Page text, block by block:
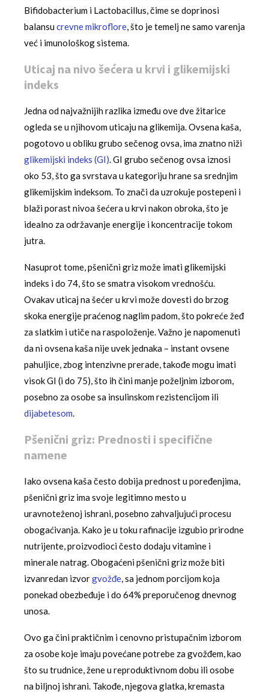
Bifidobacterium i Lactobacillus, čime se doprinosi
balansucrevne mikroflore, što je temelj ne samo varenja
već i imunološkog sistema.
Uticaj na nivo šećera u krvi i glikemijski
indeks
Jedna od najvažnijih razlika između ove dve žitarice
ogleda se u njihovom uticaju na glikemija. Ovsena kaša,
pogotovo u obliku grubo sečenog ovsa, ima znatno niži
glikemijski indeks (GI). GI grubo sečenog ovsa iznosi
oko 53, što ga svrstava u kategoriju hrane sa srednjim
glikemijskim indeksom. To znači da uzrokuje postepeni i
blaži porast nivoa šećera u krvi nakon obroka, što je
idealno za održavanje energije i koncentracije tokom
jutra.
Nasuprot tome, pšenični griz može imati glikemijski
indeks i do 74, što se smatra visokom vrednošću.
Ovakav uticaj na šećer u krvi može dovesti do brzog
skoka energije praćenog naglim padom, što pokreće žeđ
za slatkim i utiče na raspoloženje. Važno je napomenuti
da ni ovsena kaša nije uvek jednaka – instant ovsene
pahuljice, zbog intenzivne prerade, takođe mogu imati
visok GI (i do 75), što ih čini manje poželjnim izborom,
posebno za osobe sa insulinskom rezistencijom ili
dijabetesom.
Pšenični griz: Prednosti i specifične
namene
Iako ovsena kaša često dobija prednost u poređenjima,
pšenični griz ima svoje legitimno mesto u
uravnoteženoj ishrani, posebno zahvaljujući procesu
obogaćivanja. Kako je u toku rafinacije izgubio prirodne
nutrijente, proizvodioci često dodaju vitamine i
minerale natrag. Obogaćeni pšenični griz može biti
izvanredan izvorgvožđe, sa jednom porcijom koja
ponekad obezbeđuje i do 64% preporučenog dnevnog
unosa.
Ovo ga čini praktičnim i cenovno pristupačnim izborom
za osobe koje imaju povećane potrebe za gvožđem, kao
što su trudnice, žene u reproduktivnom dobu ili osobe
na biljnoj ishrani. Takođe, njegova glatka, kremasta